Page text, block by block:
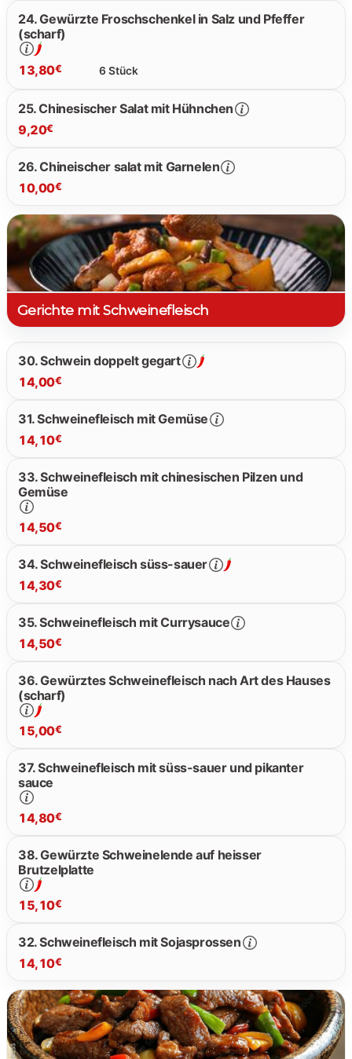
24. Gewürzte Froschschenkel in Salz und Pfeffer
(scharf)
6 Stück
13,80€
25. Chinesischer Salat mit Hühnchen
9,20€
26. Chineischer salat mit Garnelen
10,00€
10.00 €
Gerichte mit Schweinefleisch
30. Schwein doppelt gegart
14,00€
31. Schweinefleisch mit Gemüse
14,10€
33. Schweinefleisch mit chinesischen Pilzen und
Gemüse
14,50€
34. Schweinefleisch süss-sauer
14,30€
35. Schweinefleisch mit Currysauce
14,50€
36. Gewürztes Schweinefleisch nach Art des Hauses
(scharf)
15,00€
37. Schweinefleisch mit süss-sauer und pikanter
sauce
14,80€
38. Gewürzte Schweinelende auf heisser
Brutzelplatte
15,10€
32. Schweinefleisch mit Sojasprossen
14,10€
14.10 €